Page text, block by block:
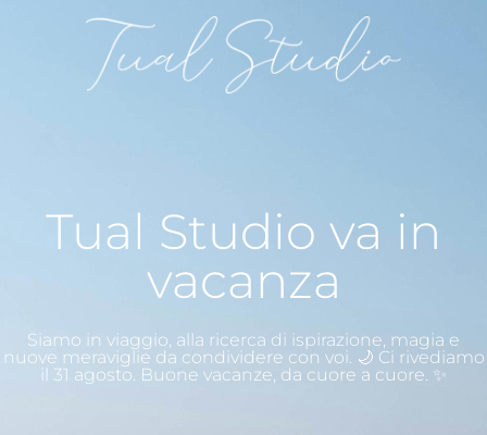
Tual Studio va in
vacanza
Siamo in viaggio, alla ricerca di ispirazione, magia e
nuove meraviglie da condividere con voi. 🌙 Ci rivediamo
il 31 agosto. Buone vacanze, da cuore a cuore. ✨